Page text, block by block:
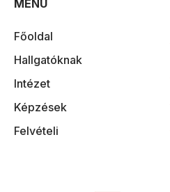
MENÜ
Főoldal
Hallgatóknak
Intézet
Képzések
Felvételi